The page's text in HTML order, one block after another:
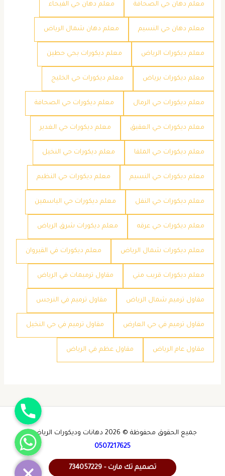
معلم دهان حي الصحافة معلم دهان حي الفيحاء
معلم دهان حي النسيم معلم دهان شمال الرياض
معلم ديكورات الرياض معلم ديكورات بحي حطين
معلم ديكورات برياض معلم ديكورات حي الخليج
معلم ديكورات حي الرمال معلم ديكورات حي الصحافة
معلم ديكورات حي العقيق معلم ديكورات حي الغدير
معلم ديكورات حي الملقا معلم ديكورات حي النخيل
معلم ديكورات حي النسيم معلم ديكورات حي النظيم
معلم ديكورات حي النفل معلم ديكورات حي الياسمين
معلم ديكورات حي عرقه معلم ديكورات شرق الرياض
معلم ديكورات شمال الرياض معلم ديكورات في القيروان
معلم ديكورات قريب مني مقاول ترميمات في الرياض
مقاول ترميم شمال الرياض مقاول ترميم في النرجس
مقاول ترميم في حي العارض مقاول ترميم في حي النخيل
مقاول عام الرياض مقاول عظم في الرياض
جميع الحقوق محفوظة © 2026 دهانات وديكورات الرياض -
0507217625
تصميم تك مارت - 734057229
جوال
واتساب